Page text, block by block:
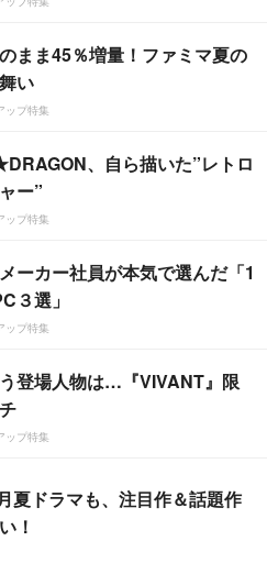
まま45％増量！ファミマ夏の
い
ップ特集
、自ら描いた”レトロ
ー”
ップ特集
ーカー社員が本気で選んだ「1
３選」
ップ特集
登場人物は…『VIVANT』限
ップ特集
夏ドラマも、注目作＆話題作
！